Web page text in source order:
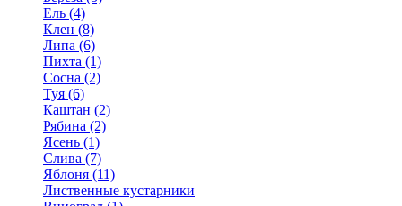
Ель (4)
Клен (8)
Липа (6)
Пихта (1)
Сосна (2)
Туя (6)
Каштан (2)
Рябина (2)
Ясень (1)
Слива (7)
Яблоня (11)
Лиственные кустарники